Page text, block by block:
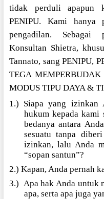
tidak perduli apapun
PENIPU. Kami
pengadilan. Sebagai
Konsultan Shietra,
Tannato, sang PENIPU,
TEGA
MODUS TIPU DAYA &
1.) Siapa yang izinkan
hukum kepada kami
bedanya antara
sesuatu tanpa
izinkan, lalu Anda
“sopan santun”?
2.) Kapan, Anda pernah
3.) Apa hak Anda untuk
apa, serta apa juga